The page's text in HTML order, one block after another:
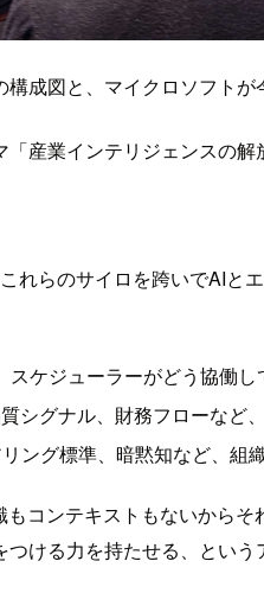
成図と、マイクロソフト
産業インテリジェンスの
らのサイロを跨いでAIと
ケジューラーがどう協働し
グナル、財務フローなど
グ標準、暗黙知など、組
コンテキストもないから
ける力を持たせる、という